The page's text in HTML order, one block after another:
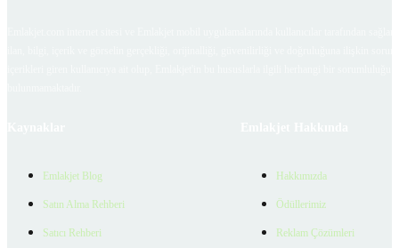
Emlakjet Blog
Satın Alma Rehberi
Satıcı Rehberi
Hakkımızda
Ödüllerimiz
Reklam Çözümleri